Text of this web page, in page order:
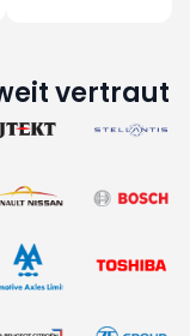
vertraut